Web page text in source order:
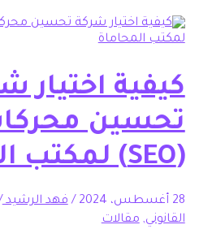
اختيار شركة
محركات
/فهد الرشيد/أعمال
مقالات